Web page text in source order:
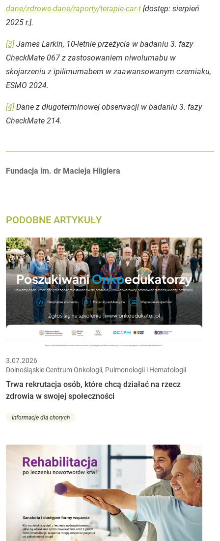
dane/zdrowe-dane/raporty/terapie-car-t [dostęp: sierpień
2025 r.].
[3]James Larkin, 10-letnie przeżycia w badaniu 3. fazy
CheckMate 067 z zastosowaniem niwolumabu w
skojarzeniu z ipilimumabem w zaawansowanym czerniaku,
ESMO 2024​.
[4]Dane z długoterminowej obserwacji w badaniu 3. fazy
CheckMate 214​.
Autorzy:
Fundacja im. dr Macieja Hilgiera
PODOBNE ARTYKUŁY
3.07.2026
Dolnośląskie Centrum Onkologii, Pulmonologii i Hematologii
Trwa rekrutacja osób, które chcą działać na rzecz
zdrowia w swojej społeczności
Informacje dla chorych